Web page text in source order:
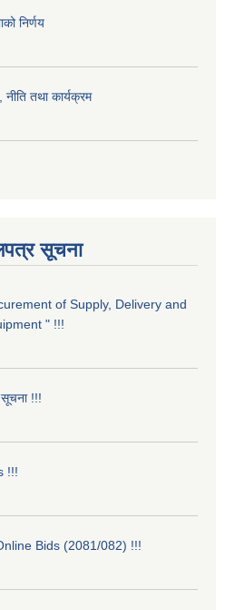
निर्णय
तथा कार्यक्रम
सूचना
of Supply, Delivery and
" !!!
!!!
!!!
Bids (2081/082) !!!